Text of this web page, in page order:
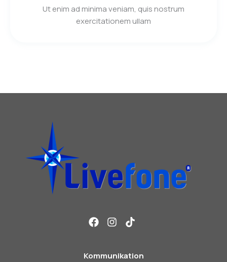
Ut enim ad minima veniam, quis nostrum
exercitationem ullam
Kommunikation